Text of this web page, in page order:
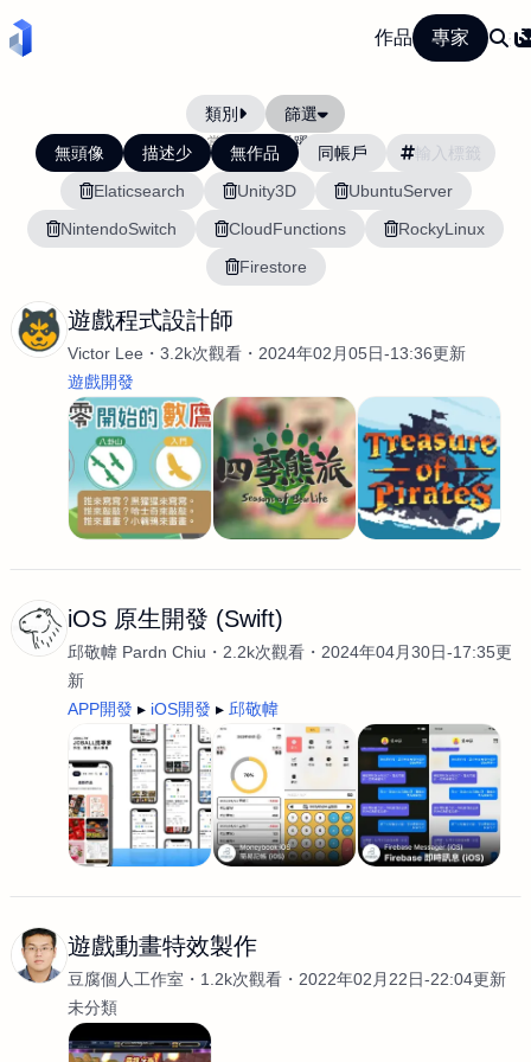
作品 專家
類別 篩選
當前排序: 活躍度
無頭像 描述少 無作品
同帳戶
Elaticsearch
Unity3D
UbuntuServer
NintendoSwitch
CloudFunctions
RockyLinux
Firestore
遊戲程式設計師
Victor Lee 3.2k次觀看
2024年02月05日-13:36更新
遊戲開發
iOS 原生開發 (Swift)
邱敬幃 Pardn Chiu 2.2k次觀看
2024年04月30日-17:35更
新
APP開發
iOS開發 邱敬幃
遊戲動畫特效製作
豆腐個人工作室 1.2k次觀看
2022年02月22日-22:04更新
未分類